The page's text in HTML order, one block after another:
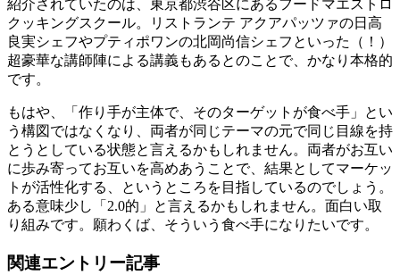
紹介されていたのは、東京都渋谷区にあるフードマエストロ
クッキングスクール。リストランテ アクアパッツァの日高
良実シェフやプティポワンの北岡尚信シェフといった（！）
超豪華な講師陣による講義もあるとのことで、かなり本格的
です。
もはや、「作り手が主体で、そのターゲットが食べ手」とい
う構図ではなくなり、両者が同じテーマの元で同じ目線を持
とうとしている状態と言えるかもしれません。両者がお互い
に歩み寄ってお互いを高めあうことで、結果としてマーケッ
トが活性化する、というところを目指しているのでしょう。
ある意味少し「2.0的」と言えるかもしれません。面白い取
り組みです。願わくば、そういう食べ手になりたいです。
関連エントリー記事